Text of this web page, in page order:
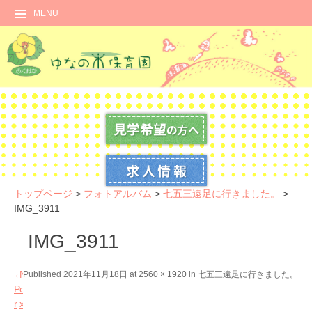
MENU
トップページ > フォトアルバム > 七五三遠足に行きました。
>
IMG_3911
IMG_3911
Published 2021年11月18日 at 2560 × 1920 in 七五三遠足に行きました。
←
P
r
N
e
x